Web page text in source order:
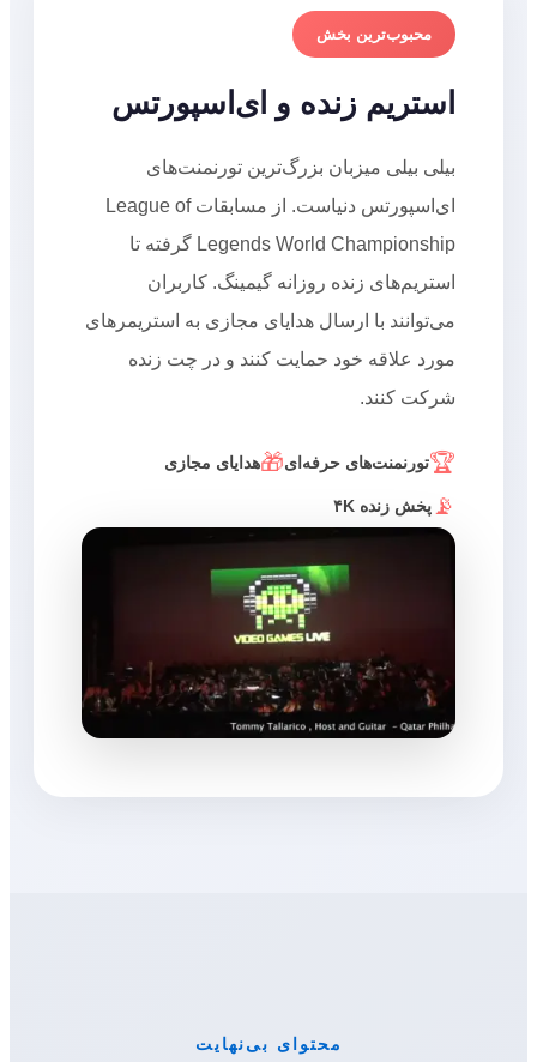
محبوب‌ترین بخش
استریم زنده و ای‌اسپورتس
بیلی بیلی میزبان بزرگ‌ترین تورنمنت‌های
ای‌اسپورتس دنیاست. از مسابقات League of
Legends World Championship گرفته تا
استریم‌های زنده روزانه گیمینگ. کاربران
می‌توانند با ارسال هدایای مجازی به استریمرهای
مورد علاقه خود حمایت کنند و در چت زنده
شرکت کنند.
🏆تورنمنت‌های حرفه‌ای🎁هدایای مجازی
📡 پخش زنده ۴K
محتوای بی‌نهایت